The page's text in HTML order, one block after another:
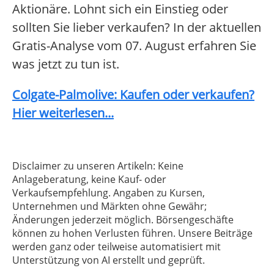
Aktionäre. Lohnt sich ein Einstieg oder
sollten Sie lieber verkaufen? In der aktuellen
Gratis-Analyse vom 07. August erfahren Sie
was jetzt zu tun ist.
Colgate-Palmolive: Kaufen oder verkaufen?
Hier weiterlesen...
Disclaimer zu unseren Artikeln: Keine
Anlageberatung, keine Kauf- oder
Verkaufsempfehlung. Angaben zu Kursen,
Unternehmen und Märkten ohne Gewähr;
Änderungen jederzeit möglich. Börsengeschäfte
können zu hohen Verlusten führen. Unsere Beiträge
werden ganz oder teilweise automatisiert mit
Unterstützung von AI erstellt und geprüft.